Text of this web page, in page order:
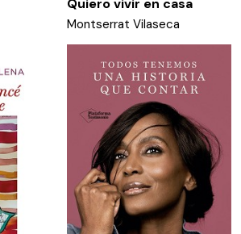
Quiero vivir en casa
Montserrat Vilaseca